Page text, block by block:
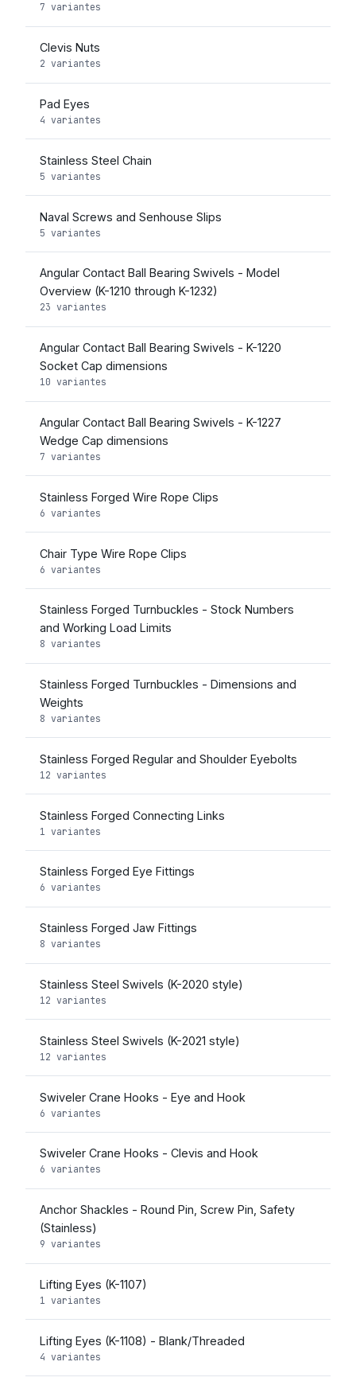
7 variantes
Clevis Nuts
2 variantes
Pad Eyes
4 variantes
Stainless Steel Chain
5 variantes
Naval Screws and Senhouse Slips
5 variantes
Angular Contact Ball Bearing Swivels - Model
Overview (K-1210 through K-1232)
23 variantes
Angular Contact Ball Bearing Swivels - K-1220
Socket Cap dimensions
10 variantes
Angular Contact Ball Bearing Swivels - K-1227
Wedge Cap dimensions
7 variantes
Stainless Forged Wire Rope Clips
6 variantes
Chair Type Wire Rope Clips
6 variantes
Stainless Forged Turnbuckles - Stock Numbers
and Working Load Limits
8 variantes
Stainless Forged Turnbuckles - Dimensions and
Weights
8 variantes
Stainless Forged Regular and Shoulder Eyebolts
12 variantes
Stainless Forged Connecting Links
1 variantes
Stainless Forged Eye Fittings
6 variantes
Stainless Forged Jaw Fittings
8 variantes
Stainless Steel Swivels (K-2020 style)
12 variantes
Stainless Steel Swivels (K-2021 style)
12 variantes
Swiveler Crane Hooks - Eye and Hook
6 variantes
Swiveler Crane Hooks - Clevis and Hook
6 variantes
Anchor Shackles - Round Pin, Screw Pin, Safety
(Stainless)
9 variantes
Lifting Eyes (K-1107)
1 variantes
Lifting Eyes (K-1108) - Blank/Threaded
4 variantes